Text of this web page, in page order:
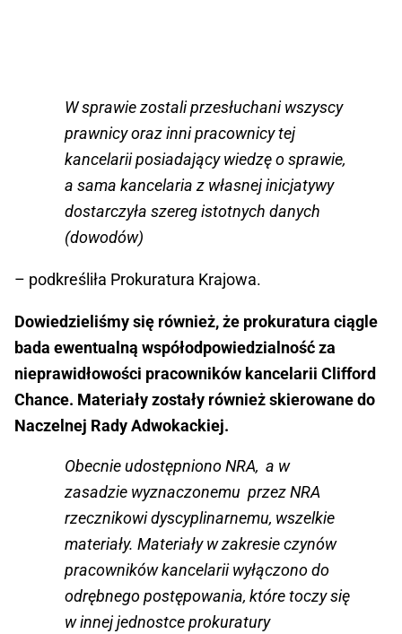
W sprawie zostali przesłuchani wszyscy
prawnicy oraz inni pracownicy tej
kancelarii posiadający wiedzę o sprawie,
a sama kancelaria z własnej inicjatywy
dostarczyła szereg istotnych danych
(dowodów)
– podkreśliła Prokuratura Krajowa.
Dowiedzieliśmy się również, że prokuratura ciągle
bada ewentualną współodpowiedzialność za
nieprawidłowości pracowników kancelarii Clifford
Chance. Materiały zostały również skierowane do
Naczelnej Rady Adwokackiej.
Obecnie udostępniono NRA, a w
zasadzie wyznaczonemu przez NRA
rzecznikowi dyscyplinarnemu, wszelkie
materiały. Materiały w zakresie czynów
pracowników kancelarii wyłączono do
odrębnego postępowania, które toczy się
w innej jednostce prokuratury